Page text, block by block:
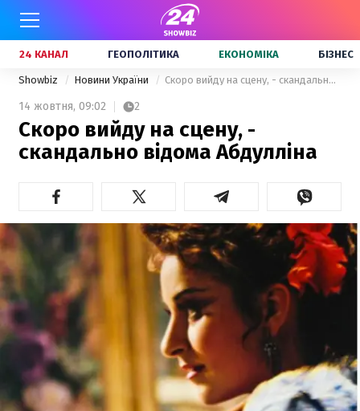
24 КАНАЛ ГЕОПОЛІТИКА ЕКОНОМІКА БІЗНЕС
Showbiz Новини України Скоро вийду на сцену, - скандально відома Абдулліна
14 жовтня, 09:02 2
Скоро вийду на сцену, -
скандально відома Абдулліна